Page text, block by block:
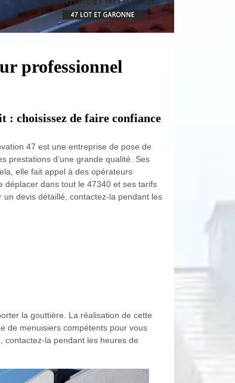
professionnel
: choisissez de faire confiance
47 est une entreprise de pose de
prestations d’une grande qualité. Ses
elle fait appel à des opérateurs
déplacer dans tout le 47340 et ses tarifs
devis détaillé, contactez-la pendant les
la gouttière. La réalisation de cette
de menuisiers compétents pour vous
contactez-la pendant les heures de